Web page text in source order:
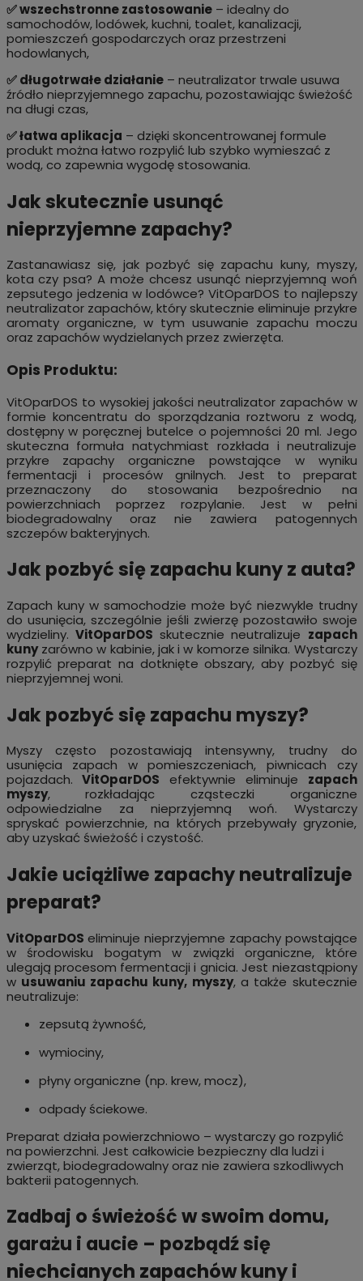
✅ wszechstronne zastosowanie– idealny do
samochodów, lodówek, kuchni, toalet, kanalizacji,
pomieszczeń gospodarczych oraz przestrzeni
hodowlanych,
✅ długotrwałe działanie– neutralizator trwale usuwa
źródło nieprzyjemnego zapachu, pozostawiając świeżość
na długi czas,
✅ łatwa aplikacja – dzięki skoncentrowanej formule
produkt można łatwo rozpylić lub szybko wymieszać z
wodą, co zapewnia wygodę stosowania.
Jak skutecznie usunąć
nieprzyjemne zapachy?
Zastanawiasz się, jak pozbyć się zapachu kuny, myszy,
kota czy psa? A może chcesz usunąć nieprzyjemną woń
zepsutego jedzenia w lodówce? VitOparDOS to najlepszy
neutralizator zapachów, który skutecznie eliminuje przykre
aromaty organiczne, w tym usuwanie zapachu moczu
oraz zapachów wydzielanych przez zwierzęta.
Opis Produktu:
VitOparDOS to wysokiej jakości neutralizator zapachów w
formie koncentratu do sporządzania roztworu z wodą,
dostępny w poręcznej butelce o pojemności 20 ml. Jego
skuteczna formuła natychmiast rozkłada i neutralizuje
przykre zapachy organiczne powstające w wyniku
fermentacji i procesów gnilnych. Jest to preparat
przeznaczony do stosowania bezpośrednio na
powierzchniach poprzez rozpylanie. Jest w pełni
biodegradowalny oraz nie zawiera patogennych
szczepów bakteryjnych.
Jak pozbyć się zapachu kuny z auta?
Zapach kuny w samochodzie może być niezwykle trudny
do usunięcia, szczególnie jeśli zwierzę pozostawiło swoje
wydzieliny. VitOparDOS skutecznie neutralizuje zapach
kunyzarówno w kabinie, jak i w komorze silnika. Wystarczy
rozpylić preparat na dotknięte obszary, aby pozbyć się
nieprzyjemnej woni.
Jak pozbyć się zapachu myszy?
Myszy często pozostawiają intensywny, trudny do
usunięcia zapach w pomieszczeniach, piwnicach czy
pojazdach.VitOparDOS efektywnie eliminuje zapach
myszy, rozkładając cząsteczki organiczne
odpowiedzialne za nieprzyjemną woń. Wystarczy
spryskać powierzchnie, na których przebywały gryzonie,
aby uzyskać świeżość i czystość.
Jakie uciążliwe zapachy neutralizuje
preparat?
VitOparDOS eliminuje nieprzyjemne zapachy powstające
w środowisku bogatym w związki organiczne, które
ulegają procesom fermentacji i gnicia. Jest niezastąpiony
w usuwaniu zapachu kuny, myszy, a także skutecznie
neutralizuje:
zepsutą żywność,
wymiociny,
płyny organiczne (np. krew, mocz),
odpady ściekowe.
Preparat działa powierzchniowo – wystarczy go rozpylić
na powierzchni. Jest całkowicie bezpieczny dla ludzi i
zwierząt, biodegradowalny oraz nie zawiera szkodliwych
bakterii patogennych.
Zadbaj o świeżość w swoim domu,
garażu i aucie – pozbądź się
niechcianych zapachów kuny i